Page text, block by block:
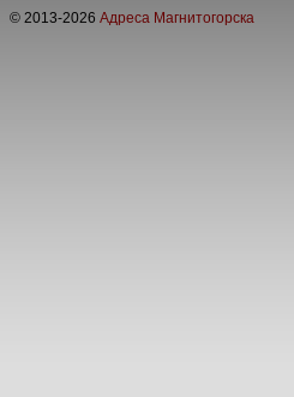
© 2013-2026 Адреса Магнитогорска